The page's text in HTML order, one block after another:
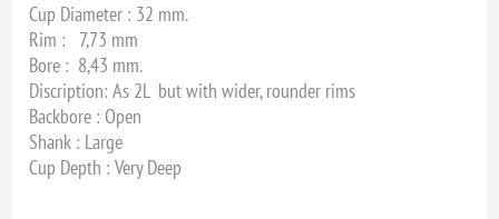
Cup Diameter : 32 mm.
Rim : 7,73 mm
Bore : 8,43 mm.
Discription: As 2L but with wider, rounder rims
Backbore : Open
Shank : Large
Cup Depth : Very Deep